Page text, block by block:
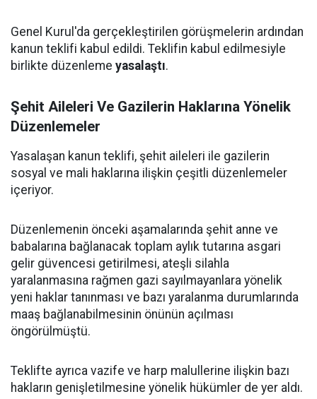
Genel Kurul'da gerçekleştirilen görüşmelerin ardından
kanun teklifi kabul edildi. Teklifin kabul edilmesiyle
birlikte düzenleme yasalaştı.
Şehit Aileleri Ve Gazilerin Haklarına Yönelik
Düzenlemeler
Yasalaşan kanun teklifi, şehit aileleri ile gazilerin
sosyal ve mali haklarına ilişkin çeşitli düzenlemeler
içeriyor.
Düzenlemenin önceki aşamalarında şehit anne ve
babalarına bağlanacak toplam aylık tutarına asgari
gelir güvencesi getirilmesi, ateşli silahla
yaralanmasına rağmen gazi sayılmayanlara yönelik
yeni haklar tanınması ve bazı yaralanma durumlarında
maaş bağlanabilmesinin önünün açılması
öngörülmüştü.
Teklifte ayrıca vazife ve harp malullerine ilişkin bazı
hakların genişletilmesine yönelik hükümler de yer aldı.